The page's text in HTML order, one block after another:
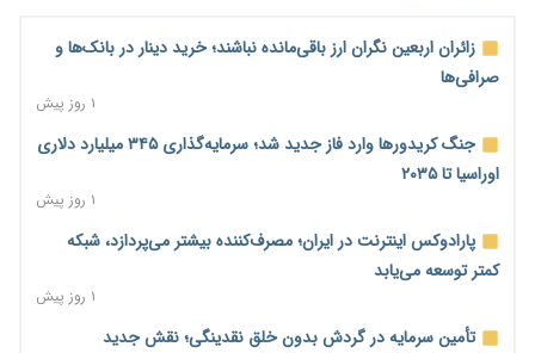
زائران اربعین نگران ارز باقی‌مانده نباشند؛ خرید دینار در بانک‌ها و
صرافی‌ها
۱ روز پیش
جنگ کریدورها وارد فاز جدید شد؛ سرمایه‌گذاری ۳۴۵ میلیارد دلاری
اوراسیا تا ۲۰۳۵
۱ روز پیش
پارادوکس اینترنت در ایران؛ مصرف‌کننده بیشتر می‌پردازد، شبکه
کمتر توسعه می‌یابد
۱ روز پیش
تأمین سرمایه در گردش بدون خلق نقدینگی؛ نقش جدید